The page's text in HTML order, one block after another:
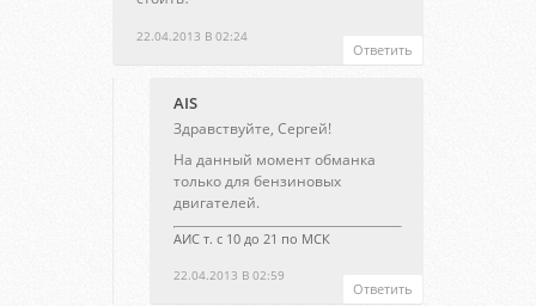
22.04.2013 В 02:24
Ответить
AIS
22.04.2013 В 02:59
Здравствуйте, Сергей!
На данный момент обманка
только для бензиновых
двигателей.
АИС т. с 10 до 21 по МСК
Ответить